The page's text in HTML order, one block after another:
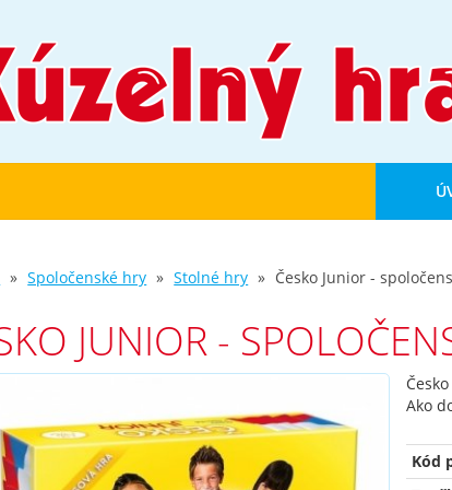
Spoločenské hry Stolné hry Česko Junior -
JUNIOR -
Ako
Kód